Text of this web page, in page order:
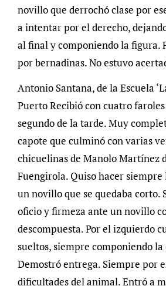
novillo que derrochó clase por
a intentar por el derecho,
al final y componiendo la figura.
por bernadinas. No estuvo
Antonio Santana, de la Escuela
Puerto Recibió con cuatro
segundo de la tarde. Muy
capote que culminó con varias
chicuelinas de Manolo Martínez
Fuengirola. Quiso hacer siempre
un novillo que se quedaba corto.
oficio y firmeza ante un novillo
descompuesta. Por el izquierdo
sueltos, siempre componiendo la
Demostró entrega. Siempre por
dificultades del animal. Entró a